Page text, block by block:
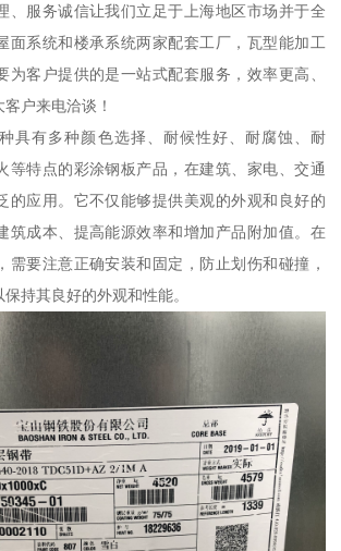
、服务诚信让我们立足于上海地区市场并于全
面系统和楼承系统两家配套工厂，瓦型能加工
为客户提供的是一站式配套服务，效率更高、
户来电洽谈！
具有多种颜色选择、耐候性好、耐腐蚀、耐
等特点的彩涂钢板产品，在建筑、家电、交通
的应用。它不仅能够提供美观的外观和良好的
筑成本、提高能源效率和增加产品附加值。在
需要注意正确安装和固定，防止划伤和碰撞，
持其良好的外观和性能。